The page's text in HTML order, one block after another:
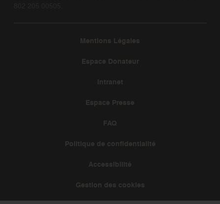
Mentions Légales
Espace Donateur
Intranet
Espace Presse
FAQ
Politique de confidentialité
Accessibilité
Gestion des cookies